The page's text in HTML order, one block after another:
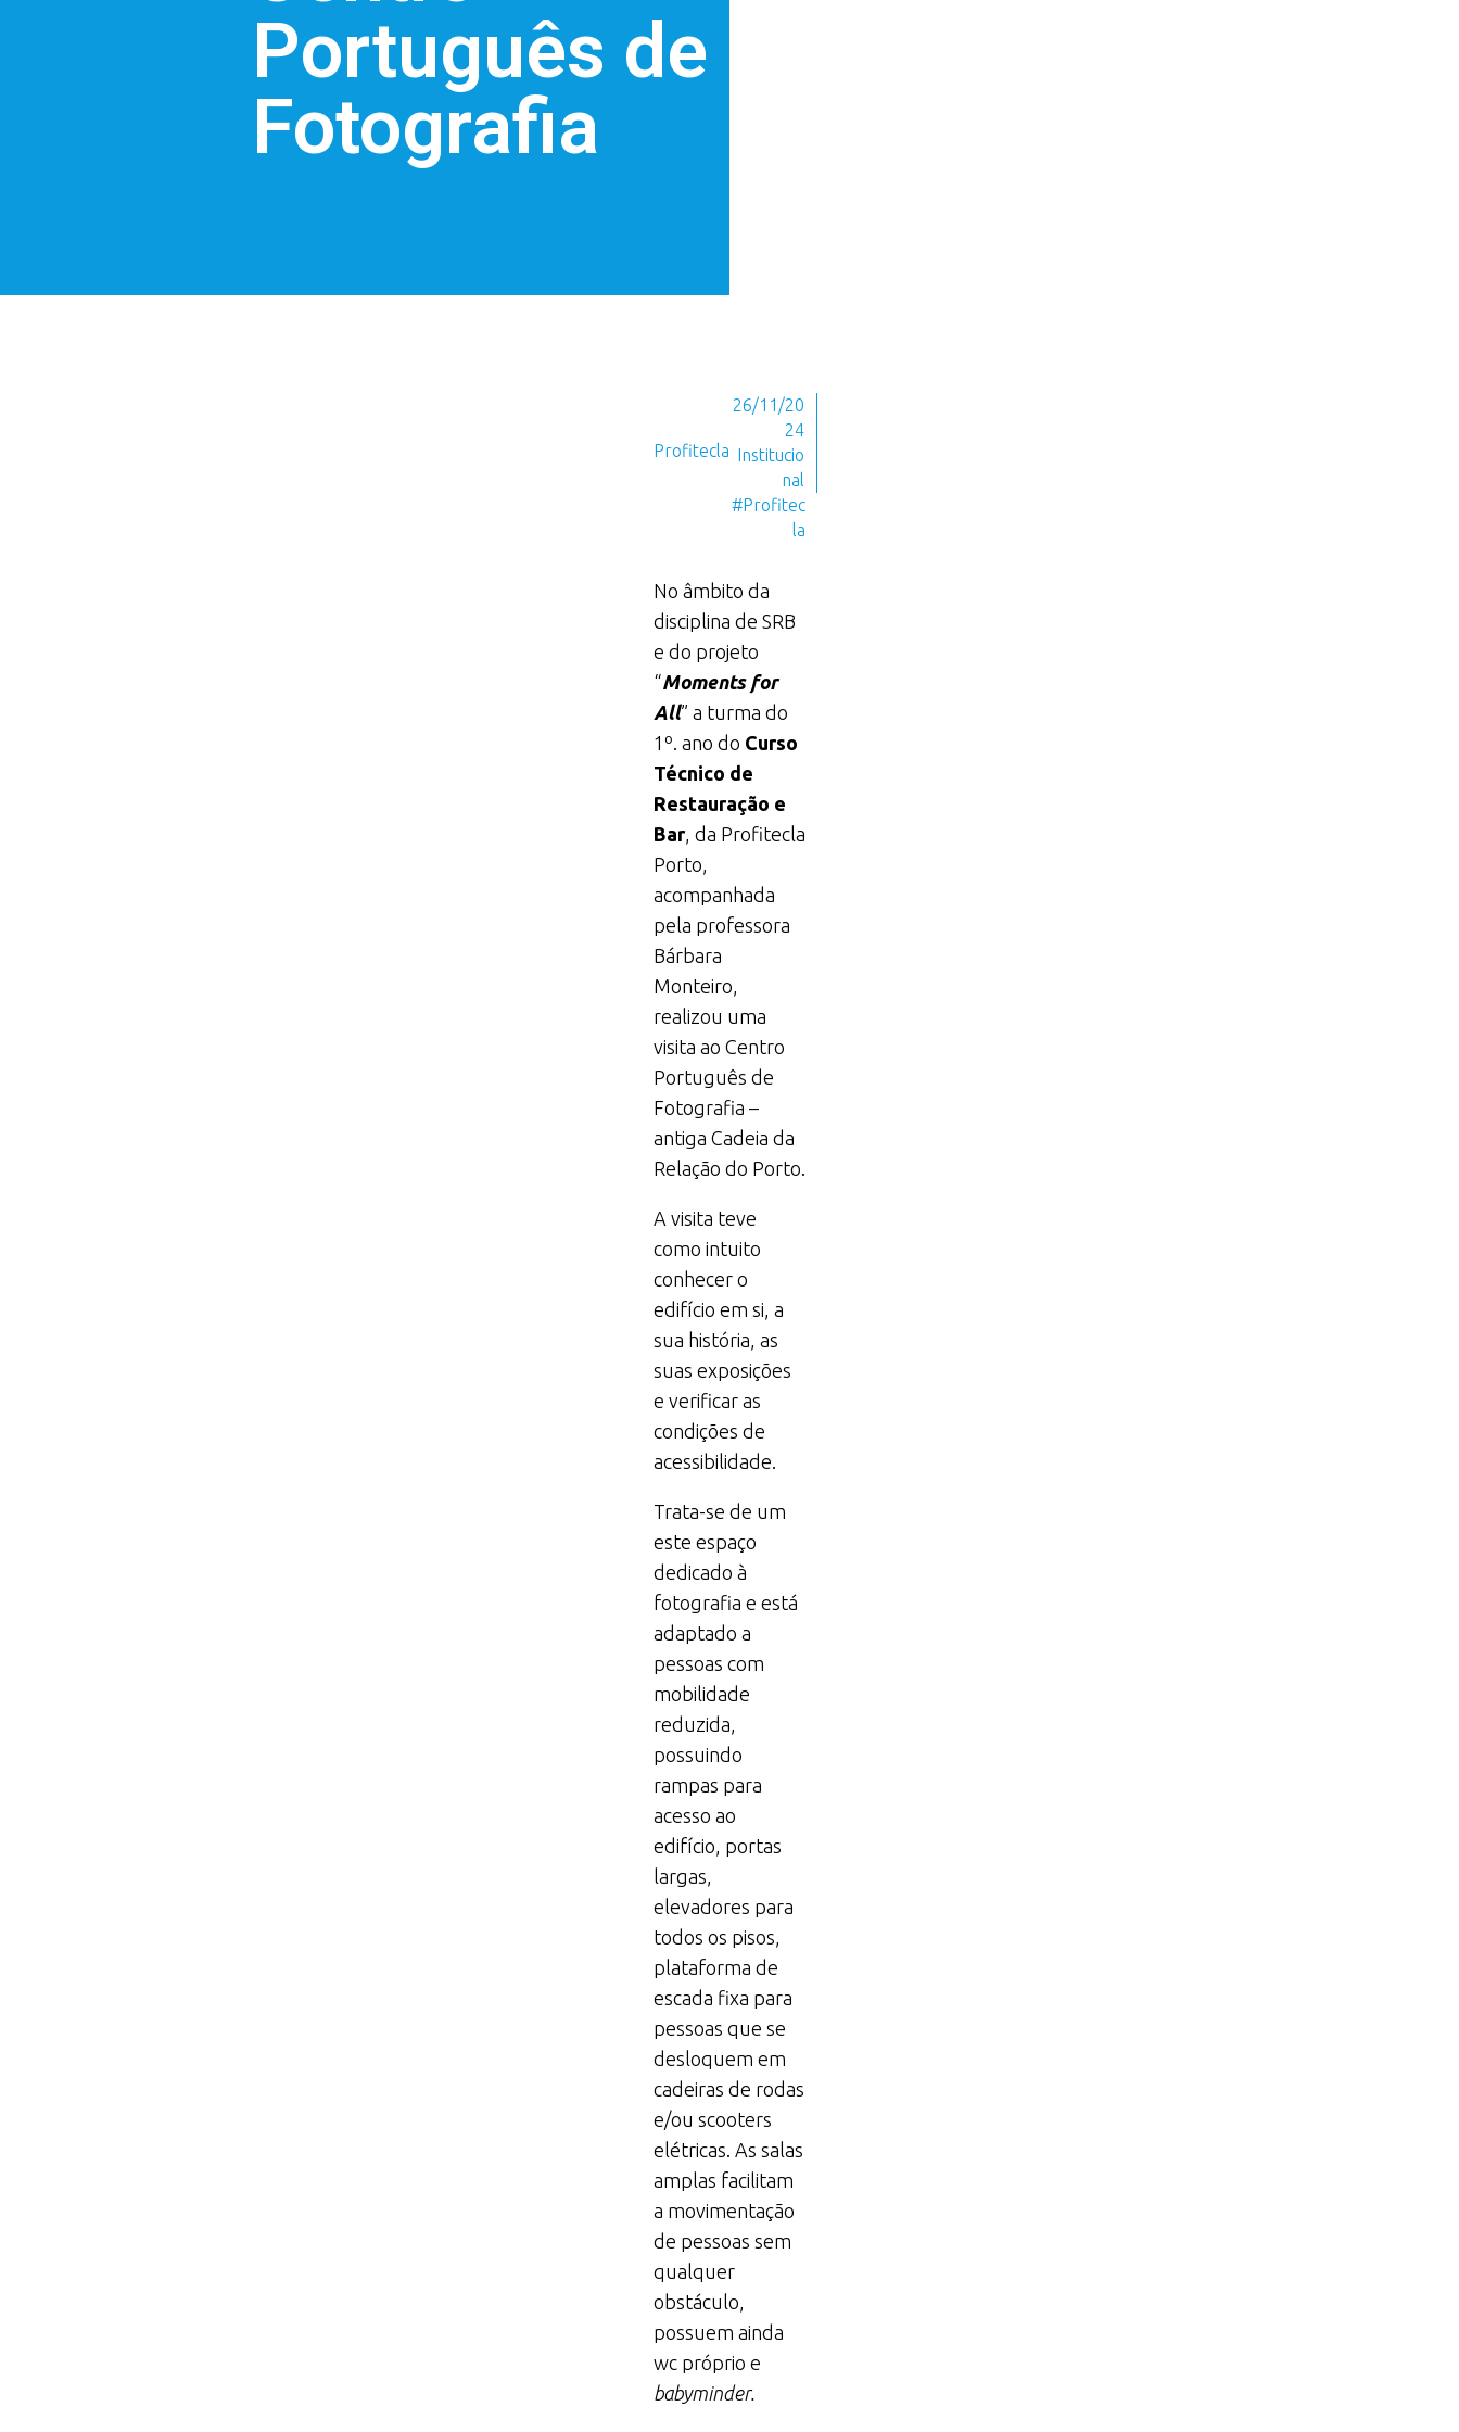
Português de
Fotografia
Profitecla
26/11/20
24
Institucio
nal
#Profitec
la
No âmbito da
disciplina de SRB
e do projeto
“Moments for
All” a turma do
1º. ano do Curso
Técnico de
Restauração e
Bar, da Profitecla
Porto,
acompanhada
pela professora
Bárbara
Monteiro,
realizou uma
visita ao Centro
Português de
Fotografia –
antiga Cadeia da
Relação do Porto.
A visita teve
como intuito
conhecer o
edifício em si, a
sua história, as
suas exposições
e verificar as
condições de
acessibilidade.
Trata-se de um
este espaço
dedicado à
fotografia e está
adaptado a
pessoas com
mobilidade
reduzida,
possuindo
rampas para
acesso ao
edifício, portas
largas,
elevadores para
todos os pisos,
plataforma de
escada fixa para
pessoas que se
desloquem em
cadeiras de rodas
e/ou scooters
elétricas. As salas
amplas facilitam
a movimentação
de pessoas sem
qualquer
obstáculo,
possuem ainda
wc próprio e
babyminder.